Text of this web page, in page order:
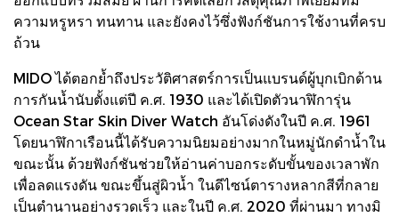
ความหรูหรา ทนทาน และยังคงไว้ซึ่งฟังก์ชันการใช้งานที่ครบ
ถ้วน
MIDO ได้ตอกย้ำถึงประวัติศาสตร์การเป็นแบรนด์ผู้บุกเบิกด้าน
การกันน้ำนับตั้งแต่ปี ค.ศ. 1930 และได้เปิดตัวนาฬิการุ่น
Ocean Star Skin Diver Watch อันโด่งดังในปี ค.ศ. 1961
โดยนาฬิกาเรือนนี้ได้รับความนิยมอย่างมากในหมู่นักดำน้ำใน
ขณะนั้น ด้วยฟังก์ชันช่วยให้อ่านค่าบอกระดับขั้นของเวลาพัก
เพื่อลดแรงดัน ขณะขึ้นสู่ผิวน้ำ ในดีไซน์ตารางหลากสีที่กลาย
เป็นตำนานอย่างรวดเร็ว และในปี ค.ศ. 2020 ที่ผ่านมา ทางมิ